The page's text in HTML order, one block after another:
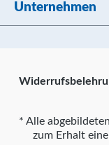
Unternehmen
* Alle
zum Erhalt